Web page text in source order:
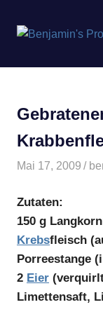
springen
Mai 17, 2009
Zutaten:
150 g
Krebsfleisch
Porreestange
2 Eier
Limettensaft,